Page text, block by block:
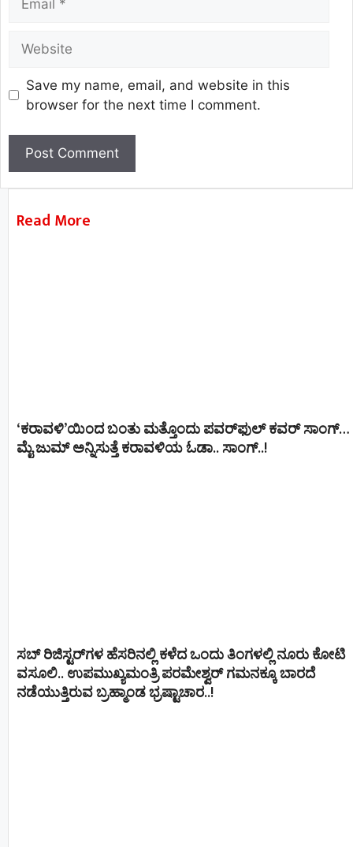
Save my name, email, and website in this
browser for the next time I comment.
Read More
‘ಕರಾವಳಿ’ಯಿಂದ ಬಂತು ಮತ್ತೊಂದು ಪವರ್‌ಫುಲ್ ಕವರ್ ಸಾಂಗ್…
ಮೈ ಜುಮ್ ಅನ್ನಿಸುತ್ತೆ ಕರಾವಳಿಯ ಓಡಾ.. ಸಾಂಗ್‌..!
ಸಬ್ ರಿಜಿಸ್ಟರ್​ಗಳ ಹೆಸರಿನಲ್ಲಿ ಕಳೆದ ಒಂದು ತಿಂಗಳಲ್ಲಿ ನೂರು ಕೋಟಿ
ವಸೂಲಿ.. ಉಪಮುಖ್ಯಮಂತ್ರಿ ಪರಮೇಶ್ವರ್​ ಗಮನಕ್ಕೂ ಬಾರದೆ
ನಡೆಯುತ್ತಿರುವ ಬ್ರಹ್ಮಾಂಡ ಭ್ರಷ್ಟಾಚಾರ..!